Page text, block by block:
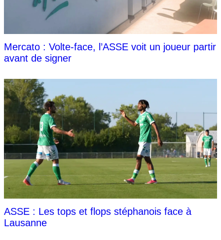
Mercato : Volte-face, l’ASSE voit un joueur partir
avant de signer
ASSE : Les tops et flops stéphanois face à
Lausanne